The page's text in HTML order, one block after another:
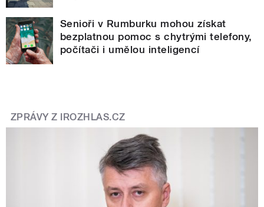
Senioři v Rumburku mohou získat
bezplatnou pomoc s chytrými telefony,
počítači i umělou inteligencí
ZPRÁVY Z IROZHLAS.CZ